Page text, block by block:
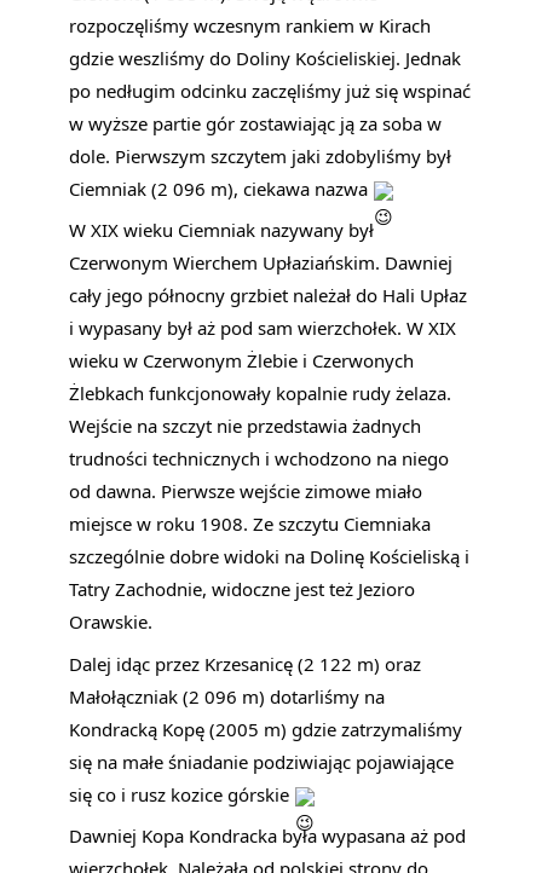
rozpoczęliśmy wczesnym rankiem w Kirach
gdzie weszliśmy do Doliny Kościeliskiej. Jednak
po nedługim odcinku zaczęliśmy już się wspinać
w wyższe partie gór zostawiając ją za soba w
dole. Pierwszym szczytem jaki zdobyliśmy był
Ciemniak (2 096 m), ciekawa nazwa
W XIX wieku Ciemniak nazywany był
Czerwonym Wierchem Upłaziańskim. Dawniej
cały jego północny grzbiet należał do Hali Upłaz
i wypasany był aż pod sam wierzchołek. W XIX
wieku w Czerwonym Żlebie i Czerwonych
Żlebkach funkcjonowały kopalnie rudy żelaza.
Wejście na szczyt nie przedstawia żadnych
trudności technicznych i wchodzono na niego
od dawna. Pierwsze wejście zimowe miało
miejsce w roku 1908. Ze szczytu Ciemniaka
szczególnie dobre widoki na Dolinę Kościeliską i
Tatry Zachodnie, widoczne jest też Jezioro
Orawskie.
Dalej idąc przez Krzesanicę (2 122 m) oraz
Małołączniak (2 096 m) dotarliśmy na
Kondracką Kopę (2005 m) gdzie zatrzymaliśmy
się na małe śniadanie podziwiając pojawiające
się co i rusz kozice górskie
Dawniej Kopa Kondracka była wypasana aż pod